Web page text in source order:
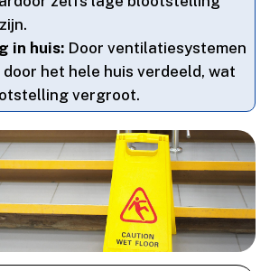
in huis: Door ventilatiesystemen
het hele huis verdeeld, wat
vergroot.​